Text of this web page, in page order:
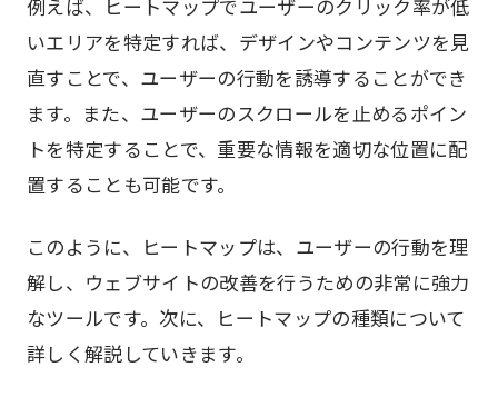
例えば、ヒートマップでユーザーのクリック率が低
いエリアを特定すれば、デザインやコンテンツを見
直すことで、ユーザーの行動を誘導することができ
ます。また、ユーザーのスクロールを止めるポイン
トを特定することで、重要な情報を適切な位置に配
置することも可能です。
このように、ヒートマップは、ユーザーの行動を理
解し、ウェブサイトの改善を行うための非常に強力
なツールです。次に、ヒートマップの種類について
詳しく解説していきます。